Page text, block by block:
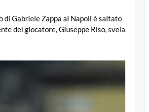
di Gabriele Zappa al Napoli è saltato
del giocatore, Giuseppe Riso, svela